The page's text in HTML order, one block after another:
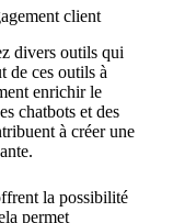
client
divers outils qui
de ces outils à
enrichir le
chatbots et des
à créer une
la possibilité
permet